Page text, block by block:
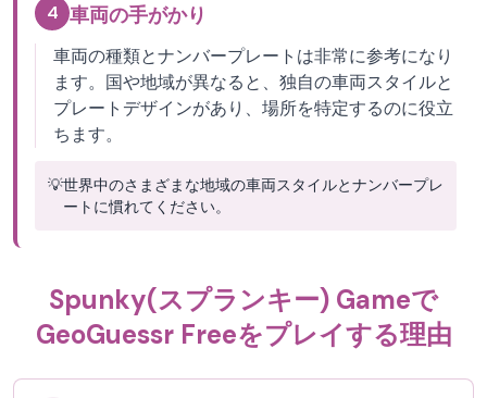
4 車両の手がかり
車両の種類とナンバープレートは非常に参考になり
ます。国や地域が異なると、独自の車両スタイルと
プレートデザインがあり、場所を特定するのに役立
ちます。
💡世界中のさまざまな地域の車両スタイルとナンバープレ
ートに慣れてください。
Spunky(スプランキー) Gameで
GeoGuessr Freeをプレイする理由